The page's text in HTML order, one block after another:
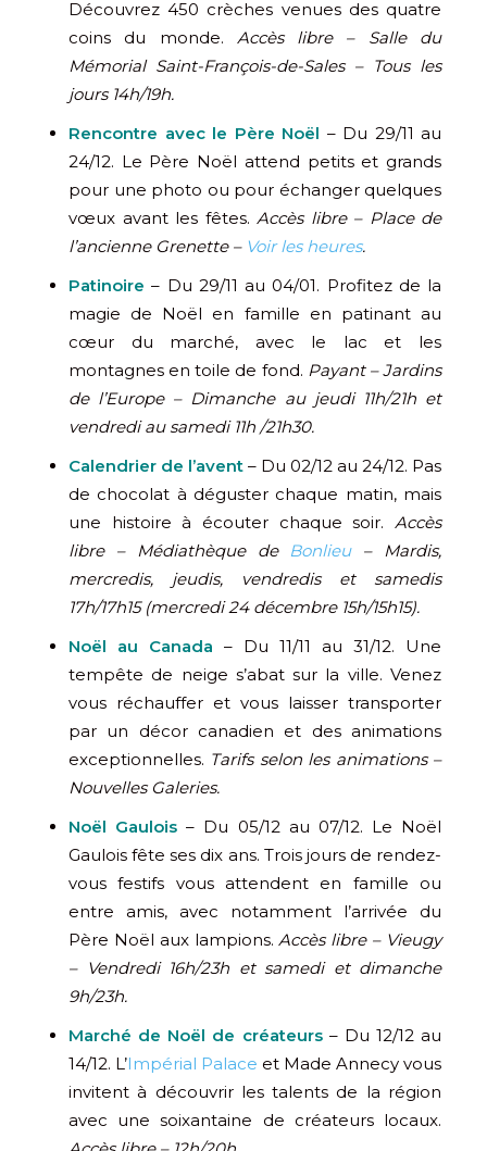
Découvrez 450 crèches venues des quatre
coins du monde. Accès libre – Salle du
Mémorial Saint-François-de-Sales – Tous les
jours 14h/19h.
Rencontre avec le Père Noël – Du 29/11 au
24/12. Le Père Noël attend petits et grands
pour une photo ou pour échanger quelques
vœux avant les fêtes. Accès libre – Place de
l’ancienne Grenette – Voir les heures.
Patinoire – Du 29/11 au 04/01. Profitez de la
magie de Noël en famille en patinant au
cœur du marché, avec le lac et les
montagnes en toile de fond. Payant – Jardins
de l’Europe – Dimanche au jeudi 11h/21h et
vendredi au samedi 11h /21h30.
Calendrier de l’avent – Du 02/12 au 24/12. Pas
de chocolat à déguster chaque matin, mais
une histoire à écouter chaque soir. Accès
libre – Médiathèque de Bonlieu– Mardis,
mercredis, jeudis, vendredis et samedis
17h/17h15 (mercredi 24 décembre 15h/15h15).
Noël au Canada – Du 11/11 au 31/12. Une
tempête de neige s’abat sur la ville. Venez
vous réchauffer et vous laisser transporter
par un décor canadien et des animations
exceptionnelles. Tarifs selon les animations –
Nouvelles Galeries.
Noël Gaulois – Du 05/12 au 07/12. Le Noël
Gaulois fête ses dix ans. Trois jours de rendez-
vous festifs vous attendent en famille ou
entre amis, avec notamment l’arrivée du
Père Noël aux lampions.Accès libre – Vieugy
– Vendredi 16h/23h et samedi et dimanche
9h/23h.
Marché de Noël de créateurs – Du 12/12 au
14/12. L’Impérial Palace et Made Annecy vous
invitent à découvrir les talents de la région
avec une soixantaine de créateurs locaux.